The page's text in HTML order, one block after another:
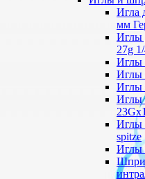
Игла
мм
Иглы
27g
Иглы
Иглы
Иглы
Иглы
Иглы
spitze
Иглы